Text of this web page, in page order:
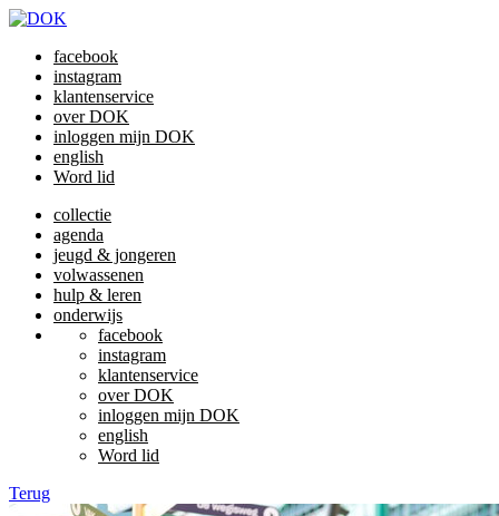
facebook
instagram
klantenservice
over DOK
inloggen mijn DOK
english
Word lid
collectie
agenda
jeugd & jongeren
volwassenen
hulp & leren
onderwijs
facebook
instagram
klantenservice
over DOK
inloggen mijn DOK
english
Word lid
Terug